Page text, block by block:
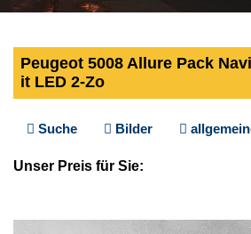
Peugeot 5008 Allure Pack
it LED 2-Zo
Suche Bilder
Unser Preis für Sie: